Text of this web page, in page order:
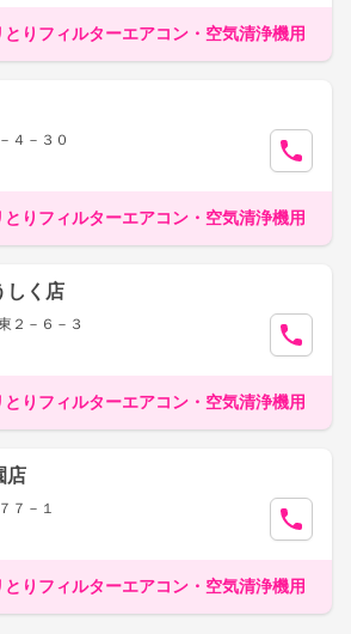
りフィルターエアコン・空気清浄機用
４－３０
りフィルターエアコン・空気清浄機用
しく店
２－６－３
りフィルターエアコン・空気清浄機用
店
７－１
りフィルターエアコン・空気清浄機用